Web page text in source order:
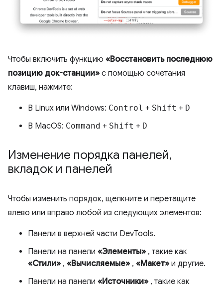
Чтобы включить функцию «Восстановить последнюю
позицию док-станции» с помощью сочетания
клавиш, нажмите:
В Linux или Windows: Control + Shift + D
В MacOS: Command + Shift + D
Изменение порядка панелей,
вкладок и панелей
Чтобы изменить порядок, щелкните и перетащите
влево или вправо любой из следующих элементов:
Панели в верхней части DevTools.
Панели на панели «Элементы» , такие как
«Стили» , «Вычисляемые» , «Макет» и другие.
Панели на панели «Источники» , такие как